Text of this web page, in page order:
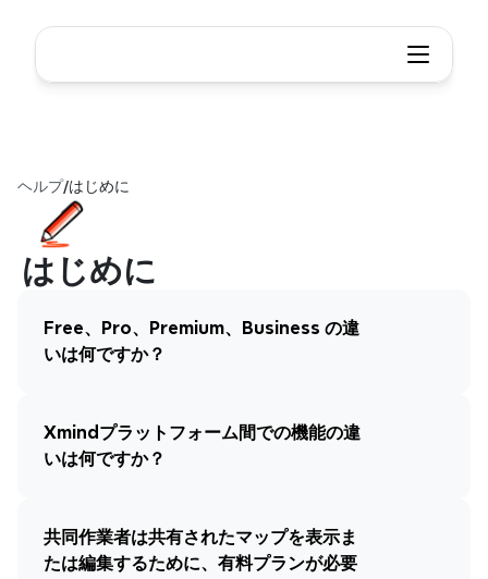
ヘルプ/はじめに
はじめに
Free、Pro、Premium、Business の違
いは何ですか？
Xmindプラットフォーム間での機能の違
いは何ですか？
共同作業者は共有されたマップを表示ま
たは編集するために、有料プランが必要